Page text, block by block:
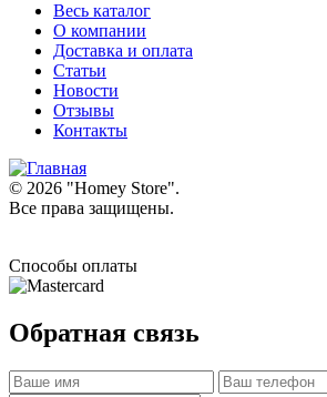
Весь каталог
О компании
Доставка и оплата
Статьи
Новости
Отзывы
Контакты
© 2026 "Homey Store".
Все права защищены.
Способы оплаты
Обратная связь